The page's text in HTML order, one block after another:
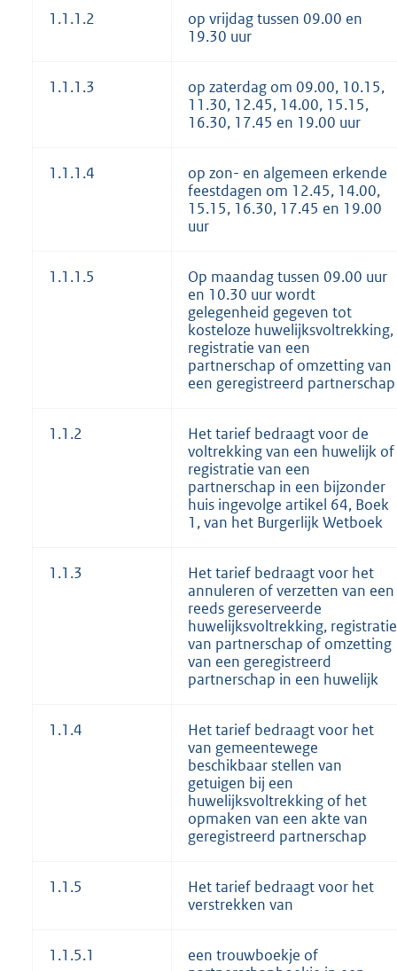
1.1.1.2
op vrijdag tussen 09.00 en
19.30 uur
1.1.1.3
op zaterdag om 09.00, 10.15,
11.30, 12.45, 14.00, 15.15,
16.30, 17.45 en 19.00 uur
1.1.1.4
op zon- en algemeen erkende
feestdagen om 12.45, 14.00,
15.15, 16.30, 17.45 en 19.00
uur
1.1.1.5
Op maandag tussen 09.00 uur
en 10.30 uur wordt
gelegenheid gegeven tot
kosteloze huwelijksvoltrekking,
registratie van een
partnerschap of omzetting van
een geregistreerd partnerschap
1.1.2
Het tarief bedraagt voor de
voltrekking van een huwelijk of
registratie van een
partnerschap in een bijzonder
huis ingevolge artikel 64, Boek
1, van het Burgerlijk Wetboek
1.1.3
Het tarief bedraagt voor het
annuleren of verzetten van een
reeds gereserveerde
huwelijksvoltrekking, registratie
van partnerschap of omzetting
van een geregistreerd
partnerschap in een huwelijk
1.1.4
Het tarief bedraagt voor het
van gemeentewege
beschikbaar stellen van
getuigen bij een
huwelijksvoltrekking of het
opmaken van een akte van
geregistreerd partnerschap
1.1.5
Het tarief bedraagt voor het
verstrekken van
1.1.5.1
een trouwboekje of